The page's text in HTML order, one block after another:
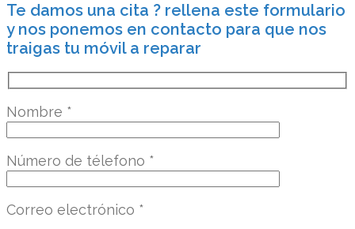
Te damos una cita ? rellena este formulario
y nos ponemos en contacto para que nos
traigas tu móvil a reparar
Nombre *
Número de télefono *
Correo electrónico *